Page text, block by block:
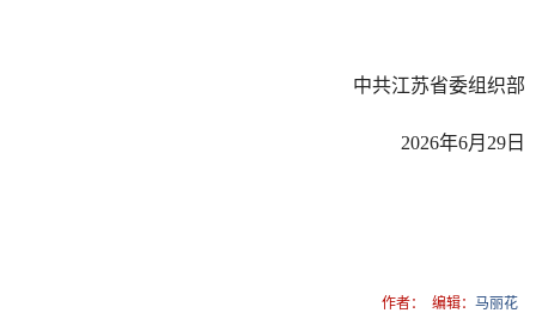
中共江苏省委组织部
2026年6月29日
作者： 编辑：马丽花